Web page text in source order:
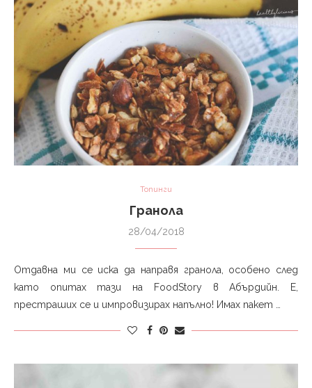
Топинги
Гранола
28/04/2018
Отдавна ми се иска да направя гранола, особено след
като опитах тази на FoodStory в Абърдийн. Е,
престраших се и импровизирах напълно! Имах пакет …